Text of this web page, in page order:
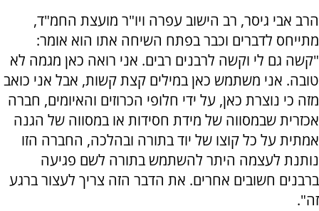
הרב אבי גיסר, רב הישוב עפרה ויו"ר מועצת החמ"ד,
מתייחס לדברים וכבר בפתח השיחה אתו הוא אומר:
"קשה גם לי וקשה לרבנים רבים. אני רואה כאן מגמה לא
טובה. אני משתמש כאן במילים קצת קשות, אבל אני כואב
מזה כי נוצרת כאן, על ידי חלופי הכרוזים והאיומים, חברה
אכזרית שבמסווה של מידת חסידות או במסווה של הגנה
אמתית על כל קוצו של יוד בתורה ובהלכה, החברה הזו
נותנת לעצמה היתר להשתמש בתורה לשם פגיעה
ברבנים חשובים אחרים. את הדבר הזה צריך לעצור ברגע
זה".